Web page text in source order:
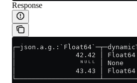
Response
│               42.42 │
│                ᴺᵁᴸᴸ │ None
│               43.43 │